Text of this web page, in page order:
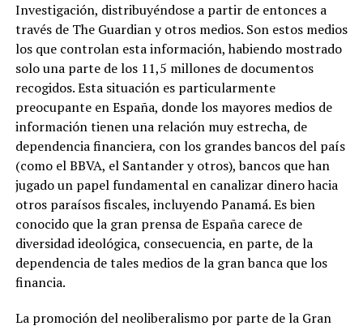
Investigación, distribuyéndose a partir de entonces a
través de The Guardian y otros medios. Son estos medios
los que controlan esta información, habiendo mostrado
solo una parte de los 11,5 millones de documentos
recogidos. Esta situación es particularmente
preocupante en España, donde los mayores medios de
información tienen una relación muy estrecha, de
dependencia financiera, con los grandes bancos del país
(como el BBVA, el Santander y otros), bancos que han
jugado un papel fundamental en canalizar dinero hacia
otros paraísos fiscales, incluyendo Panamá. Es bien
conocido que la gran prensa de España carece de
diversidad ideológica, consecuencia, en parte, de la
dependencia de tales medios de la gran banca que los
financia.
La promoción del neoliberalismo por parte de la Gran